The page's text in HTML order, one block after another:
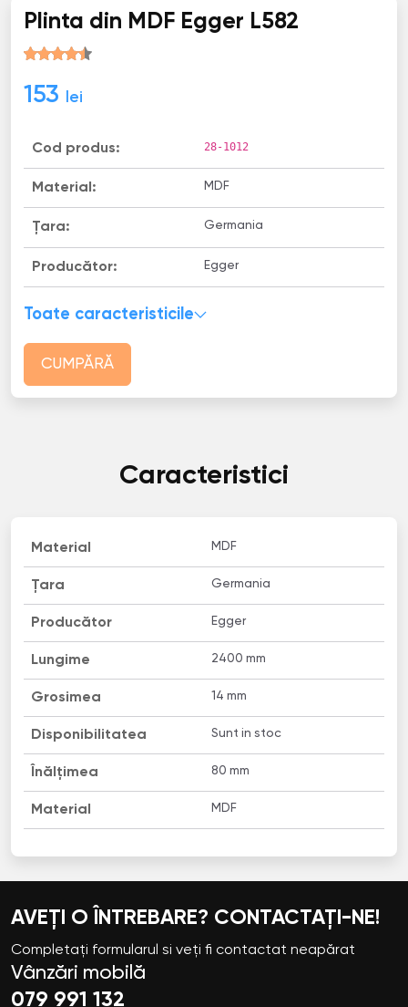
Plinta din MDF Egger L582
153 lei
Cod produs: 28-1012
Material: MDF
Țara: Germania
Producător: Egger
Toate caracteristicile
CUMPĂRĂ
Caracteristici
Material MDF
Țara Germania
Producător Egger
Lungime 2400 mm
Grosimea 14 mm
Disponibilitatea Sunt in stoc
Înălțimea 80 mm
Material MDF
AVEȚI O ÎNTREBARE? CONTACTAȚI-NE!
Completați formularul si veți fi contactat neapărat
Vânzări mobilă
079 991 132